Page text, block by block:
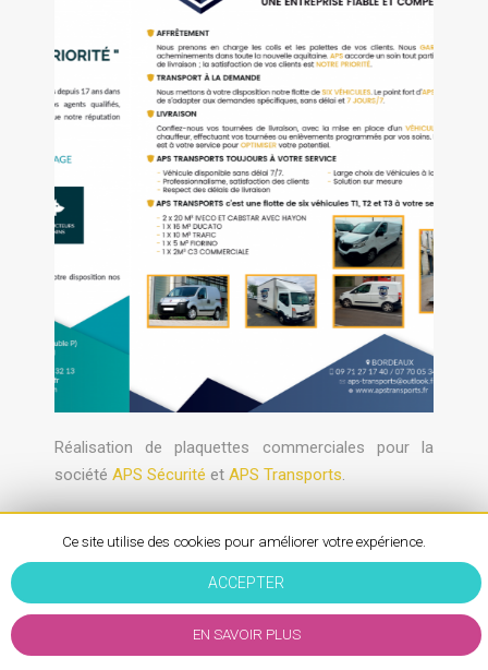
Réalisation de plaquettes commerciales pour la
société APS Sécurité et APS Transports.
Ce site utilise des cookies pour améliorer votre expérience.
ACCEPTER
EN SAVOIR PLUS